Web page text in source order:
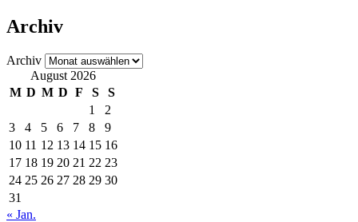
Archiv
Archiv
August 2026
M D M D F S
S
1
2
3
4 5 6 7 8
9
10 11 12 13 14 15 16
17 18 19 20 21 22 23
24 25 26 27 28 29 30
31
« Jan.